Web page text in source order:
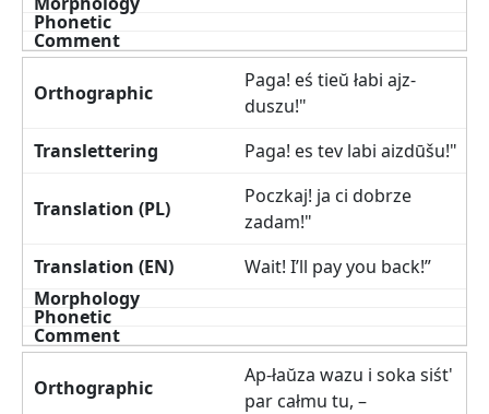
Paga! eś tieŭ łabi ajz-
duszu!"
Paga! es tev labi aizdūšu!"
Poczkaj! ja ci dobrze
zadam!"
Wait! I’ll pay you back!”
Ap-łaŭza wazu i soka siśt'
par całmu tu, –